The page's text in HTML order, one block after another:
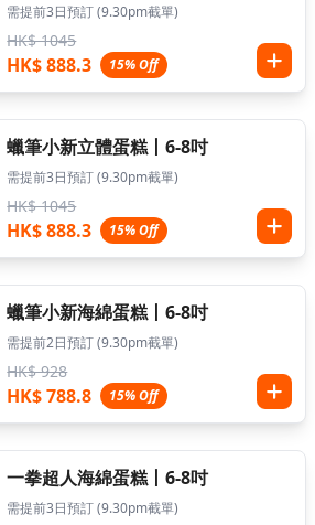
需提前3日預訂 (9.30pm截單)
HK$ 1045
HK$ 888.3 15% Off
蠟筆小新立體蛋糕丨6-8吋
需提前3日預訂 (9.30pm截單)
HK$ 1045
HK$ 888.3 15% Off
蠟筆小新海綿蛋糕丨6-8吋
需提前2日預訂 (9.30pm截單)
HK$ 928
HK$ 788.8 15% Off
一拳超人海綿蛋糕丨6-8吋
需提前3日預訂 (9.30pm截單)